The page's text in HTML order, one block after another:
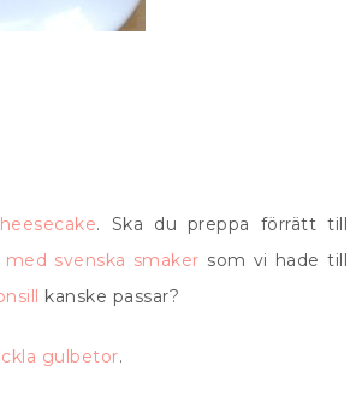
. Ska du preppa förrätt till
med svenska smaker som vi hade till
kanske passar?
gulbetor.